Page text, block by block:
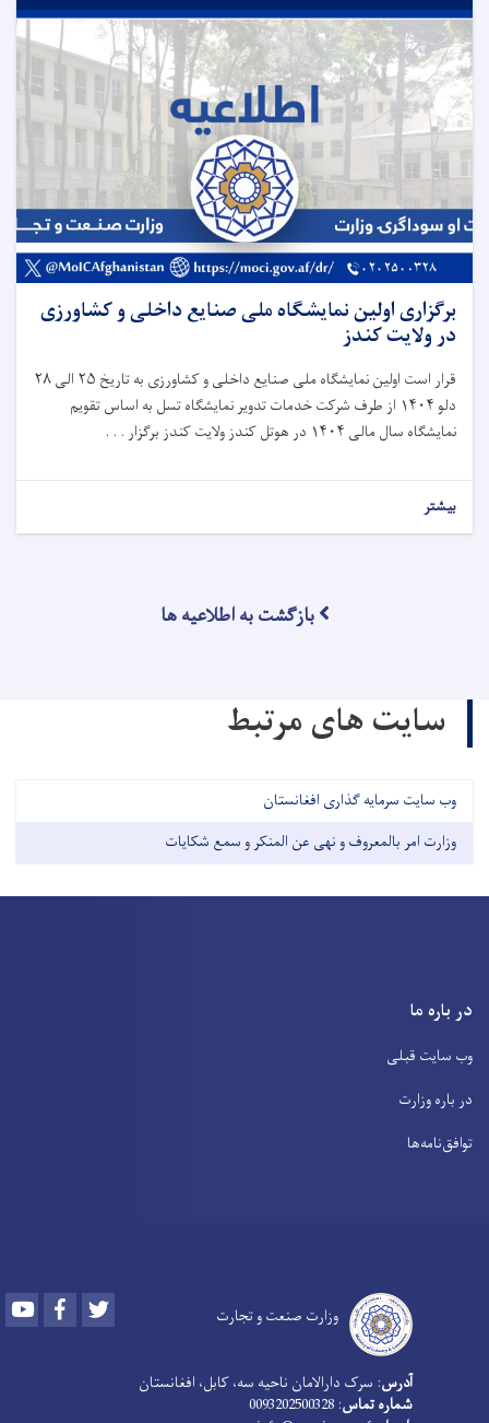
برگزاری اولین نمایشگاه ملی صنایع داخلی و کشاورزی
در ولایت کندز
قرار است اولین نمایشگاه ملی صنایع داخلی و کشاورزی به تاریخ ۲۵ الی ۲۸
دلو ۱۴۰۴ از طرف شرکت خدمات تدویر نمایشگاه تسل به اساس تقویم
نمایشگاه سال مالی ۱۴۰۴ در هوتل کندز ولایت کندز برگزار . . .
بیشتر
بازگشت به اطلاعیه ها
سایت های مرتبط
وب سایت سرمایه گذاری افغانستان
وزارت امر بالمعروف و نهی عن المنکر و سمع شکایات
در باره ما
وب سایت قبلی
در باره وزارت
توافق‌نامه‌ها
وزارت صنعت و تجارت Youtube Facebook
آدرس: سرک دارالامان ناحیه سه، کابل، افغانستان
شماره تماس: 0093202500328